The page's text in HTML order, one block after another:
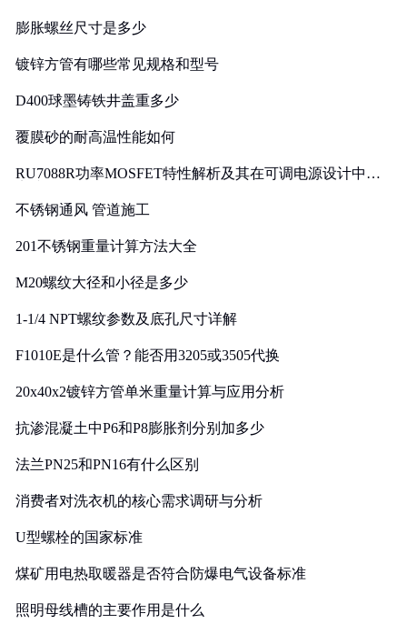
膨胀螺丝尺寸是多少
镀锌方管有哪些常见规格和型号
D400球墨铸铁井盖重多少
覆膜砂的耐高温性能如何
RU7088R功率MOSFET特性解析及其在可调电源设计中的
不锈钢通风 管道施工
201不锈钢重量计算方法大全
M20螺纹大径和小径是多少
1-1/4 NPT螺纹参数及底孔尺寸详解
F1010E是什么管？能否用3205或3505代换
20x40x2镀锌方管单米重量计算与应用分析
抗渗混凝土中P6和P8膨胀剂分别加多少
法兰PN25和PN16有什么区别
消费者对洗衣机的核心需求调研与分析
U型螺栓的国家标准
煤矿用电热取暖器是否符合防爆电气设备标准
照明母线槽的主要作用是什么